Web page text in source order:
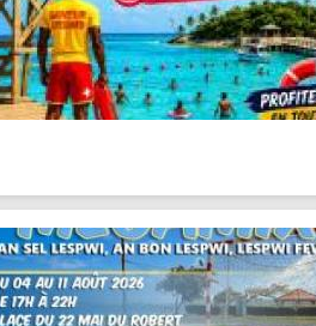
et obligations
une demande de subvention
des associations
numériques
baignade
sargasse
publiques